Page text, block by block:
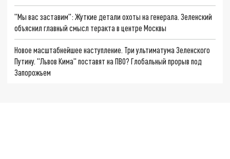
"Мы вас заставим": Жуткие детали охоты на генерала. Зеленский
объяснил главный смысл теракта в центре Москвы
Новое масштабнейшее наступление. Три ультиматума Зеленского
Путину. "Львов Кима" поставят на ПВО? Глобальный прорыв под
Запорожьем